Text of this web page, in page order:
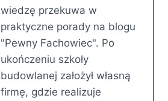
wiedzę przekuwa w
praktyczne porady na blogu
"Pewny Fachowiec". Po
ukończeniu szkoły
budowlanej założył własną
firmę, gdzie realizuje